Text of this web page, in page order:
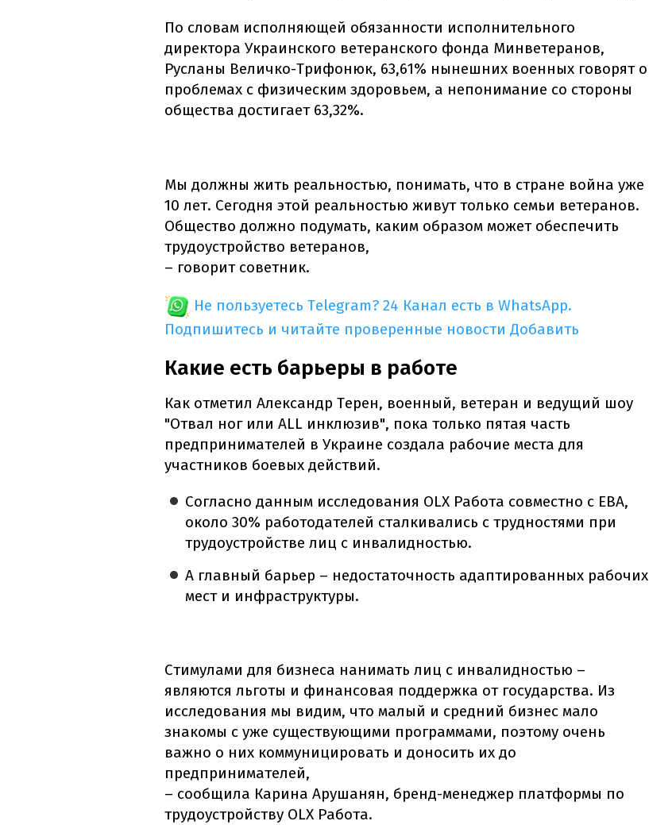
По словам исполняющей обязанности исполнительного
директора Украинского ветеранского фонда Минветеранов,
Русланы Величко-Трифонюк, 63,61% нынешних военных говорят о
проблемах с физическим здоровьем, а непонимание со стороны
общества достигает 63,32%.
Мы должны жить реальностью, понимать, что в стране война уже
10 лет. Сегодня этой реальностью живут только семьи ветеранов.
Общество должно подумать, каким образом может обеспечить
трудоустройство ветеранов,
– говорит советник.
Не пользуетесь Telegram? 24 Канал есть в WhatsApp.
Подпишитесь и читайте проверенные новости Добавить
Какие есть барьеры в работе
Как отметил Александр Терен, военный, ветеран и ведущий шоу
"Отвал ног или ALL инклюзив", пока только пятая часть
предпринимателей в Украине создала рабочие места для
участников боевых действий.
Согласно данным исследования OLX Работа совместно с ЕВА,
около 30% работодателей сталкивались с трудностями при
трудоустройстве лиц с инвалидностью.
А главный барьер – недостаточность адаптированных рабочих
мест и инфраструктуры.
Стимулами для бизнеса нанимать лиц с инвалидностью –
являются льготы и финансовая поддержка от государства. Из
исследования мы видим, что малый и средний бизнес мало
знакомы с уже существующими программами, поэтому очень
важно о них коммуницировать и доносить их до
предпринимателей,
– сообщила Карина Арушанян, бренд-менеджер платформы по
трудоустройству OLX Работа.